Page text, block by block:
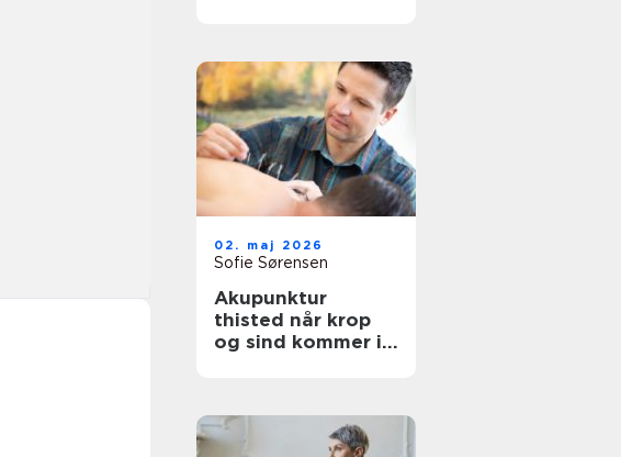
02. maj 2026
Sofie Sørensen
Akupunktur
thisted når krop
og sind kommer i